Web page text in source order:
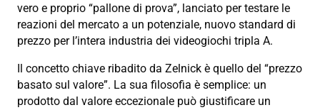
vero e proprio “pallone di prova”, lanciato per testare le
reazioni del mercato a un potenziale, nuovo standard di
prezzo per l’intera industria dei videogiochi tripla A.
Il concetto chiave ribadito da Zelnick è quello del “prezzo
basato sul valore”. La sua filosofia è semplice: un
prodotto dal valore eccezionale può giustificare un